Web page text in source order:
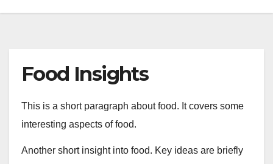
Food Insights
This is a short paragraph about food. It covers some
interesting aspects of food.
Another short insight into food. Key ideas are briefly